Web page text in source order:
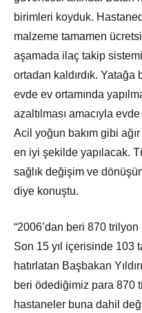
birimleri koyduk.
malzeme tamamen
aşamada ilaç takip
ortadan kaldırdık. Yatağa
evde ev ortamında
azaltılması amacıyla
Acil yoğun bakım gibi
en iyi şekilde yapılacak.
sağlık değişim ve
diye konuştu.
“2006’dan beri 870 trilyon
Son 15 yıl içerisinde 103
hatırlatan Başbakan
beri ödediğimiz para 870
hastaneler buna dahil